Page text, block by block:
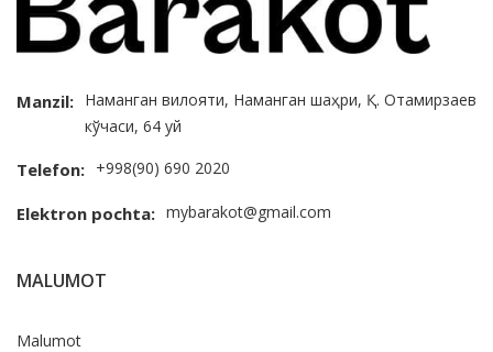
Manzil: Наманган вилояти, Наманган шаҳри, Қ. Отамирзаев
кўчаси, 64 уй
Telefon: +998(90) 690 2020
Elektron pochta: mybarakot@gmail.com
MALUMOT
Malumot